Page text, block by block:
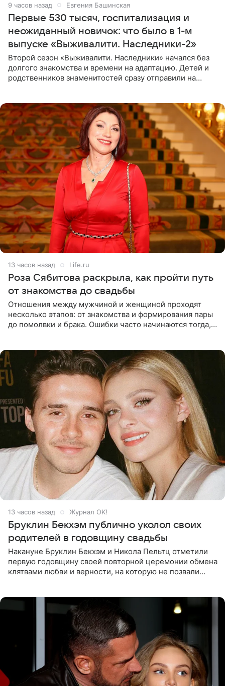
9 часов назад Евгения Башинская
Первые 530 тысяч, госпитализация и
неожиданный новичок: что было в 1-м
выпуске «Выживалити. Наследники-2»
Второй сезон «Выживалити. Наследники» начался без
долгого знакомства и времени на адаптацию. Детей и
родственников знаменитостей сразу отправили на
13 часов назад Life.ru
Роза Сябитова раскрыла, как пройти путь
от знакомства до свадьбы
Отношения между мужчиной и женщиной проходят
несколько этапов: от знакомства и формирования пары
до помолвки и брака. Ошибки часто начинаются тогда,
13 часов назад Журнал OK!
Бруклин Бекхэм публично уколол своих
родителей в годовщину свадьбы
Накануне Бруклин Бекхэм и Никола Пельтц отметили
первую годовщину своей повторной церемонии обмена
клятвами любви и верности, на которую не позвали